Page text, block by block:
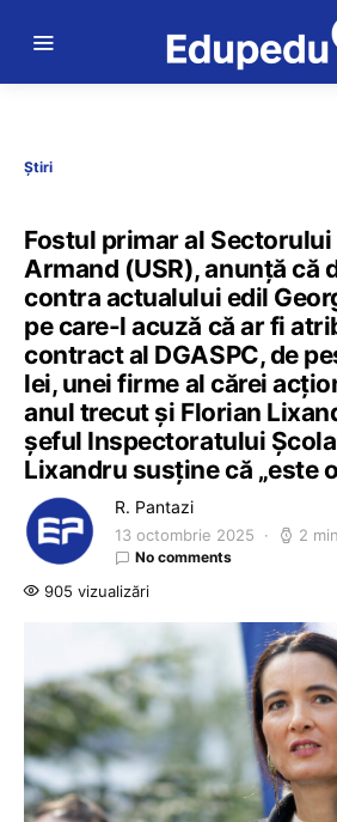
Știri
Fostul primar al Sectorului
Armand (USR), anunță că
contra actualului edil
pe care-l acuză că ar fi
contract al DGASPC, de
lei, unei firme al cărei
anul trecut și Florian
șeful Inspectoratului
Lixandru susține că „este
R. Pantazi
13 octombrie 2025 2
No comments
905 vizualizări